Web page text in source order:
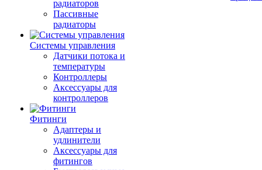
радиаторов
Пассивные
радиаторы
Системы управления
Датчики потока и
температуры
Контроллеры
Аксессуары для
контроллеров
Фитинги
Адаптеры и
удлинители
Аксессуары для
фитингов